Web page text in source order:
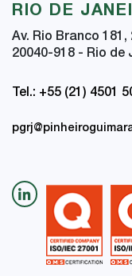
RIO DE
Av. Rio Branco 181,
20040-918 - Rio de
Tel.: +55 (21) 4501